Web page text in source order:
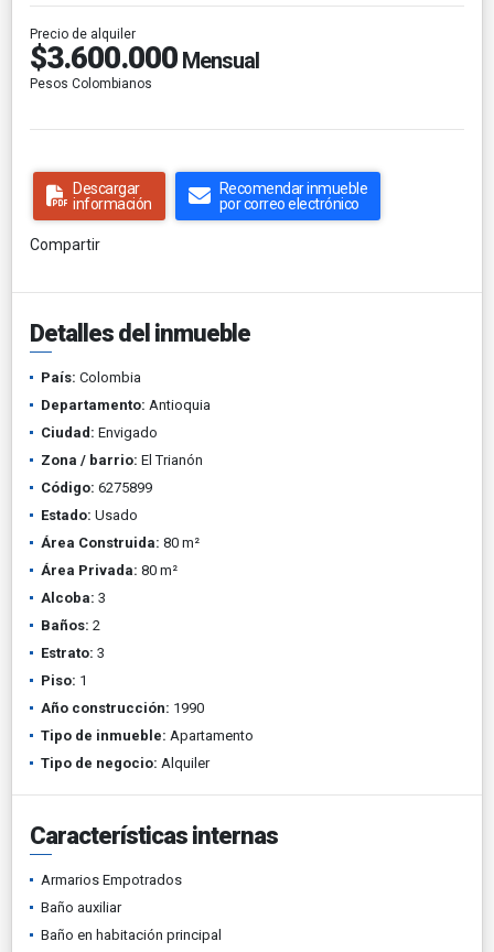
Precio de alquiler
$3.600.000 Mensual
Pesos Colombianos
Descargar
información
Recomendar inmueble
por correo electrónico
Compartir
Detalles del inmueble
País: Colombia
Departamento: Antioquia
Ciudad: Envigado
Zona / barrio: El Trianón
Código: 6275899
Estado: Usado
Área Construida: 80 m²
Área Privada: 80 m²
Alcoba: 3
Baños: 2
Estrato: 3
Piso: 1
Año construcción: 1990
Tipo de inmueble: Apartamento
Tipo de negocio: Alquiler
Características internas
Armarios Empotrados
Baño auxiliar
Baño en habitación principal